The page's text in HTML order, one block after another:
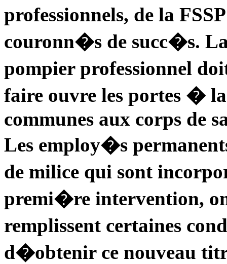
professionnels, de la
couronn�s de succ�s.
pompier professionnel
faire ouvre les portes �
communes aux corps de
Les employ�s
de milice qui sont
premi�re intervention,
remplissent certaines
d�obtenir ce nouveau